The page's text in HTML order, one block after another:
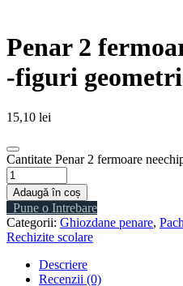
Penar 2
-figuri
15,10 lei
Cantitate Penar 2 fermoare
Adaugă în coș
Pune o Intrebare
Categorii: Ghiozdane penare,
Rechizite scolare
Descriere
Recenzii (0)